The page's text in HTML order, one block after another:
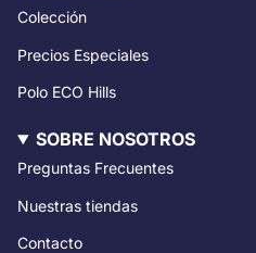
Colección
Precios Especiales
Polo ECO Hills
SOBRE NOSOTROS
Preguntas Frecuentes
Nuestras tiendas
Contacto